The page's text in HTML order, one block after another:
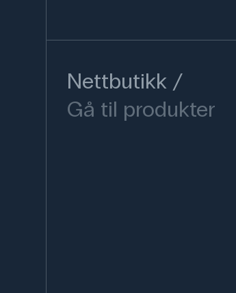
Nettbutikk
Gå til produkter